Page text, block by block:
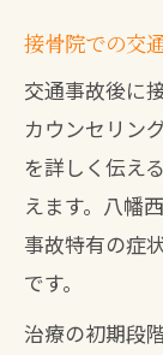
交通
イン
接骨
する
適切な保
接骨
自賠
接骨院での交
交通事故後に
カウンセリン
を詳しく伝え
えます。八幡
事故特有の症
です。
治療の初期段